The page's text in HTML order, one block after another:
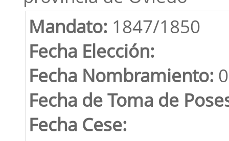
Mandato: 1847/1850
Fecha Elección:
Fecha Nombramiento:
Fecha de Toma de
Fecha Cese: